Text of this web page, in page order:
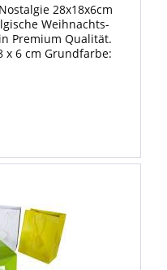
28x18x6cm
Weihnachts-
Premium Qualität.
x 6 cm Grundfarbe: